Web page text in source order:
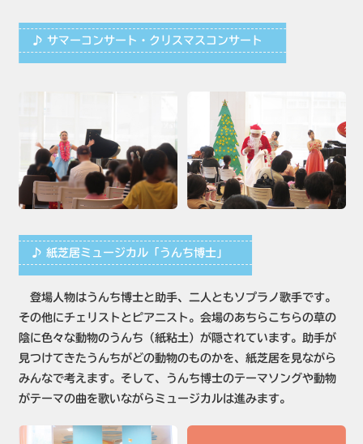
♪ サマーコンサート・クリスマスコンサート
♪ 紙芝居ミュージカル「うんち博士」
登場人物はうんち博士と助手、二人ともソプラノ歌手です。
その他にチェリストとピアニスト。会場のあちらこちらの草の
陰に色々な動物のうんち（紙粘土）が隠されています。助手が
見つけてきたうんちがどの動物のものかを、紙芝居を見ながら
みんなで考えます。そして、うんち博士のテーマソングや動物
がテーマの曲を歌いながらミュージカルは進みます。